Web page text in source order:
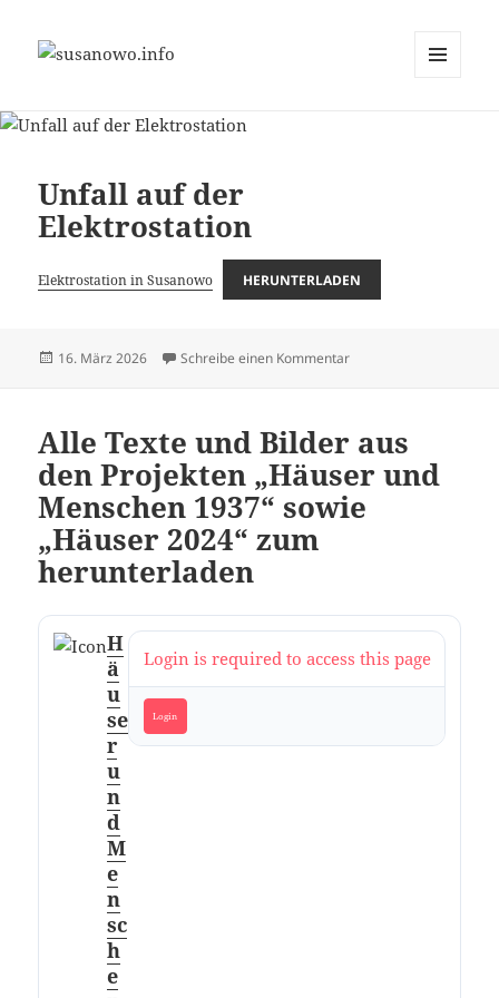
Unfall auf der
Elektrostation
Elektrostation in Susanowo HERUNTERLADEN
Veröffentlicht
16. März 2026 Schreibe einen Kommentarzu Unfall auf der
Alle Texte und Bilder aus
den Projekten „Häuser und
Menschen 1937“ sowie
„Häuser 2024“ zum
herunterladen
H
ä
u
se
r
u
n
d
M
e
n
sc
h
e
Login is required to access this page
Login